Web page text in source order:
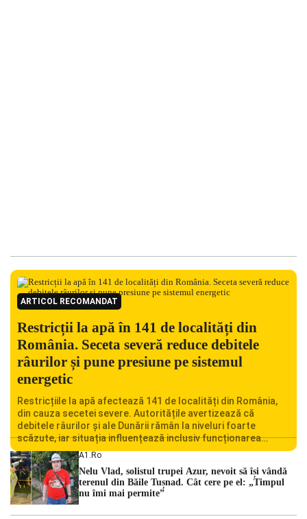
ARTICOL RECOMANDAT
Restricții la apă în 141 de localități din
România. Seceta severă reduce debitele
râurilor și pune presiune pe sistemul
energetic
Restricțiile la apă afectează 141 de localități din România,
din cauza secetei severe. Autoritățile avertizează că
debitele râurilor și ale Dunării rămân la niveluri foarte
scăzute, iar situația influențează inclusiv funcționarea
Centralei Nucleare de la Cernavodă. România se confruntă
cu una dintre cele mai dificile perioade din punct de vedere
hidrologic din ultimii ani. Lipsa […]
A1.ro
Nelu Vlad, solistul trupei Azur, nevoit să își vândă
terenul din Băile Tușnad. Cât cere pe el: „Timpul
nu îmi mai permite”